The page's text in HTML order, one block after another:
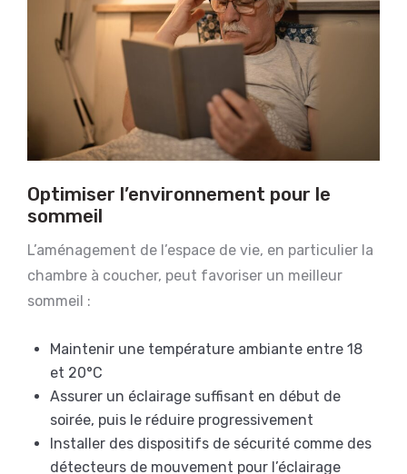
Optimiser l’environnement pour le
sommeil
L’aménagement de l’espace de vie, en particulier la
chambre à coucher, peut favoriser un meilleur
sommeil :
Maintenir une température ambiante entre 18
et 20°C
Assurer un éclairage suffisant en début de
soirée, puis le réduire progressivement
Installer des dispositifs de sécurité comme des
détecteurs de mouvement pour l’éclairage